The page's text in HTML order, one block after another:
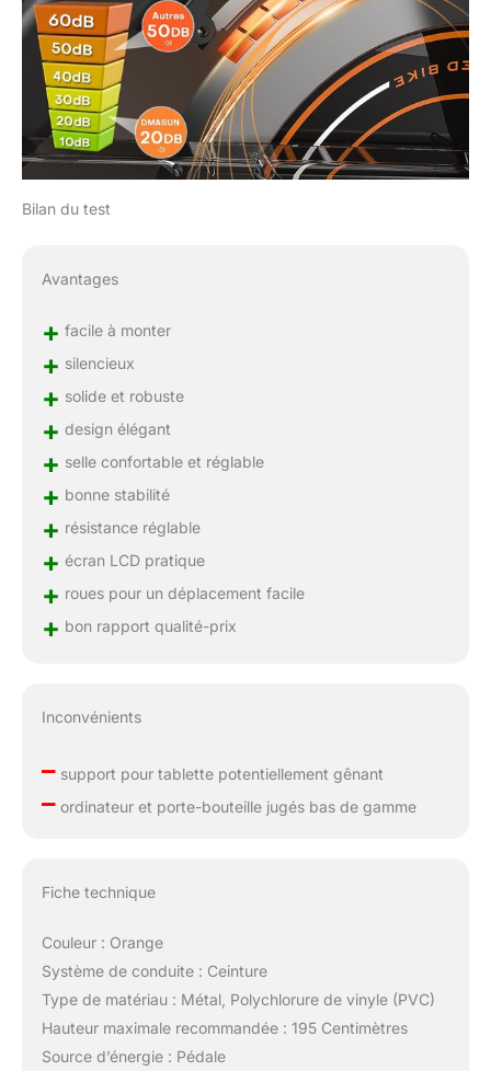
Bilan du test
Avantages
+ facile à monter
+ silencieux
+ solide et robuste
+ design élégant
+ selle confortable et réglable
+ bonne stabilité
+ résistance réglable
+ écran LCD pratique
+ roues pour un déplacement facile
+ bon rapport qualité-prix
Inconvénients
–support pour tablette potentiellement gênant
–ordinateur et porte-bouteille jugés bas de gamme
Fiche technique
Couleur : Orange
Système de conduite : Ceinture
Type de matériau : Métal, Polychlorure de vinyle (PVC)
Hauteur maximale recommandée : 195 Centimètres
Source d’énergie : Pédale